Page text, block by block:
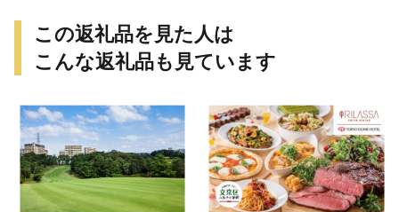
この返礼品を見た人は
こんな返礼品も見ています